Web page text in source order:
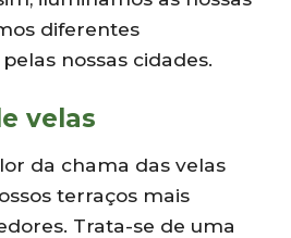
diferentes
nossas cidades.
velas
da chama das velas
terraços mais
Trata-se de uma